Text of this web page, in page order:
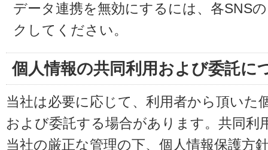
データ連携を無効にするには、各SNS
クしてください。
個人情報の共同利用および委託に
当社は必要に応じて、利用者から頂いた
および委託する場合があります。共同利
当社の厳正な管理の下、個人情報保護方